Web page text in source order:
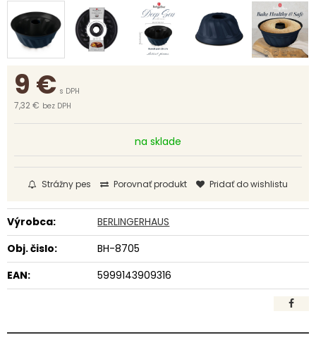
9 € s DPH
7,32 € bez DPH
na sklade
Strážny pes Porovnať produkt Pridať do wishlistu
Výrobca:
BERLINGERHAUS
Obj. čislo:
BH-8705
EAN:
5999143909316